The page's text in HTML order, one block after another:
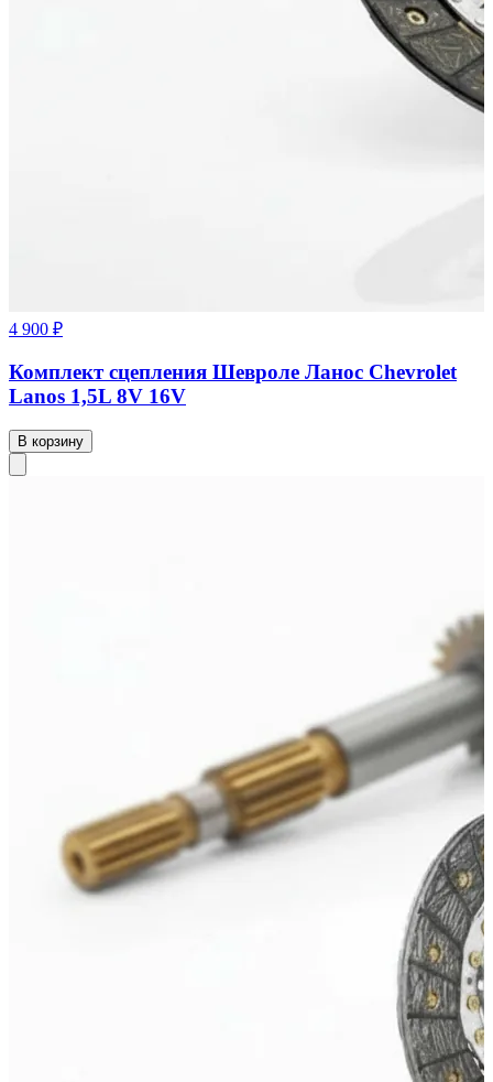
4 900 ₽
Комплект сцепления Шевроле Ланос Chevrolet
Lanos 1,5L 8V 16V
В корзину